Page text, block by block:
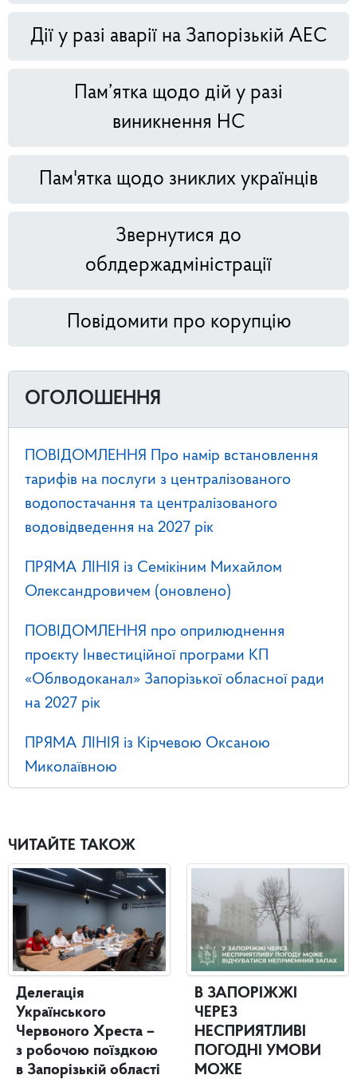
Дії у разі аварії на Запорізькій АЕС
Пам’ятка щодо дій у разі
виникнення НС
Пам'ятка щодо зниклих українців
Звернутися до
облдержадміністрації
Повідомити про корупцію
ОГОЛОШЕННЯ
ПОВІДОМЛЕННЯ Про намір встановлення
тарифів на послуги з централізованого
водопостачання та централізованого
водовідведення на 2027 рік
ПРЯМА ЛІНІЯ із Семікіним Михайлом
Олександровичем (оновлено)
ПОВІДОМЛЕННЯ про оприлюднення
проєкту Інвестиційної програми КП
«Облводоканал» Запорізької обласної ради
на 2027 рік
ПРЯМА ЛІНІЯ із Кірчевою Оксаною
Миколаївною
ЧИТАЙТЕ ТАКОЖ
Делегація
Українського
Червоного Хреста –
з робочою поїздкою
в Запорізькій області
В ЗАПОРІЖЖІ
ЧЕРЕЗ
НЕСПРИЯТЛИВІ
ПОГОДНІ УМОВИ
МОЖЕ